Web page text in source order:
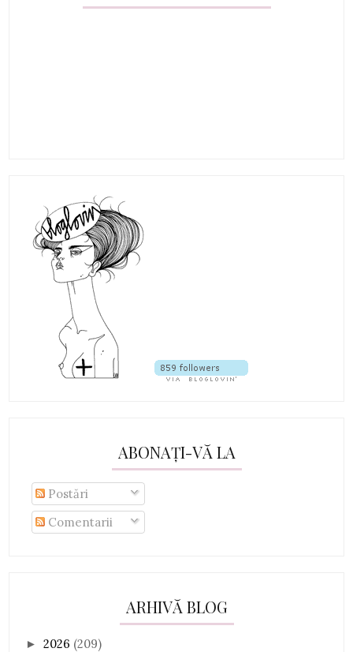
ABONAȚI-VĂ LA
Postări
Comentarii
ARHIVĂ BLOG
►2026 (209)